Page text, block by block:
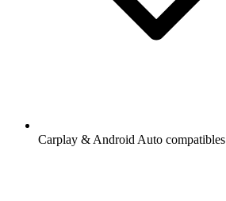
Carplay & Android Auto compatibles